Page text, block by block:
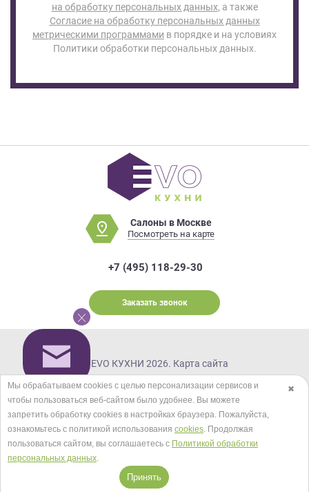
на обработку персональных данных, а также
Согласие на обработку персональных данных
метрическими программами в порядке и на условиях
Политики обработки персональных данных.
Салоны в Москве
Посмотреть на карте
+7 (495) 118-29-30
Заказать звонок
© EVO КУХНИ 2026. Карта сайта
Мы в соцсетях
Принимаем к оплате
Кредиты и рассрочка
✖
Мы обрабатываем cookies с целью персонализации сервисов и
чтобы пользоваться веб-сайтом было удобнее. Вы можете
запретить обработку сookies в настройках браузера. Пожалуйста,
ознакомьтесь с политикой использования cookies. Продолжая
пользоваться сайтом, вы соглашаетесь с Политикой обработки
персональных данных.
Принять